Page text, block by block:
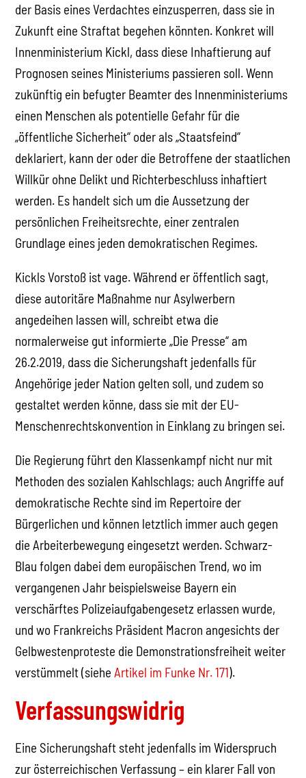
der Basis eines Verdachtes einzusperren, dass sie in
Zukunft eine Straftat begehen könnten. Konkret will
Innenministerium Kickl, dass diese Inhaftierung auf
Prognosen seines Ministeriums passieren soll. Wenn
zukünftig ein befugter Beamter des Innenministeriums
einen Menschen als potentielle Gefahr für die
„öffentliche Sicherheit“ oder als „Staatsfeind“
deklariert, kann der oder die Betroffene der staatlichen
Willkür ohne Delikt und Richterbeschluss inhaftiert
werden. Es handelt sich um die Aussetzung der
persönlichen Freiheitsrechte, einer zentralen
Grundlage eines jeden demokratischen Regimes.
Kickls Vorstoß ist vage. Während er öffentlich sagt,
diese autoritäre Maßnahme nur Asylwerbern
angedeihen lassen will, schreibt etwa die
normalerweise gut informierte „Die Presse“ am
26.2.2019, dass die Sicherungshaft jedenfalls für
Angehörige jeder Nation gelten soll, und zudem so
gestaltet werden könne, dass sie mit der EU-
Menschenrechtskonvention in Einklang zu bringen sei.
Die Regierung führt den Klassenkampf nicht nur mit
Methoden des sozialen Kahlschlags; auch Angriffe auf
demokratische Rechte sind im Repertoire der
Bürgerlichen und können letztlich immer auch gegen
die Arbeiterbewegung eingesetzt werden. Schwarz-
Blau folgen dabei dem europäischen Trend, wo im
vergangenen Jahr beispielsweise Bayern ein
verschärftes Polizeiaufgabengesetz erlassen wurde,
und wo Frankreichs Präsident Macron angesichts der
Gelbwestenproteste die Demonstrationsfreiheit weiter
verstümmelt (sieheArtikel im Funke Nr. 171).
Verfassungswidrig
Eine Sicherungshaft steht jedenfalls im Widerspruch
zur österreichischen Verfassung – ein klarer Fall von